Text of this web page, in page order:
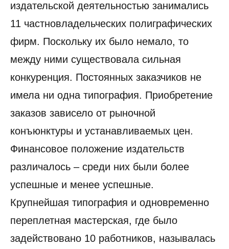
издательской деятельностью занимались
11 частновладельческих полиграфических
фирм. Поскольку их было немало, то
между ними существовала сильная
конкуренция. Постоянных заказчиков не
имела ни одна типография. Приобретение
заказов зависело от рыночной
конъюнктуры и устанавливаемых цен.
Финансовое положение издательств
различалось – среди них были более
успешные и менее успешные.
Крупнейшая типография и одновременно
переплетная мастерская, где было
задействовано 10 работников, называлась